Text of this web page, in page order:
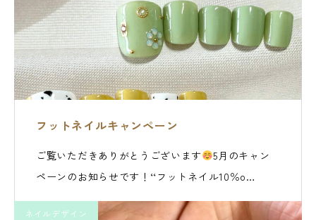
フットネイルキャンペーン
ご覧いただきありがとうございます
5月のキャン
ペーンのお知らせです！‘‘フットネイル10％o…
ネイルデザイン